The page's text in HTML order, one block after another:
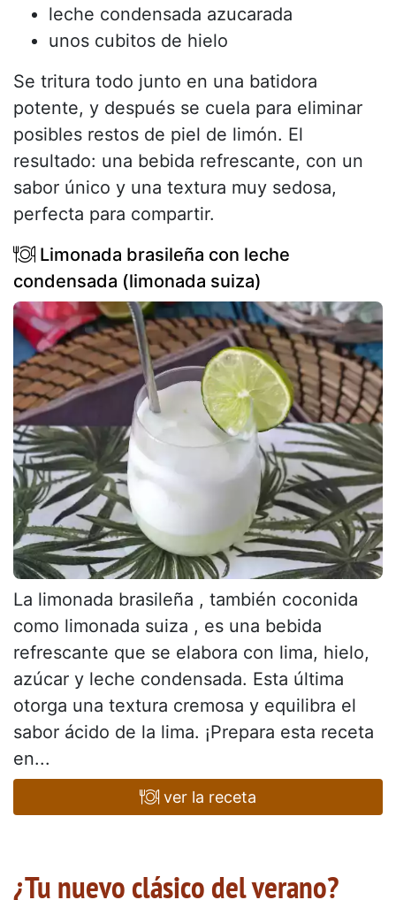
leche condensada azucarada
unos cubitos de hielo
Se tritura todo junto en una batidora
potente, y después se cuela para eliminar
posibles restos de piel de limón. El
resultado: una bebida refrescante, con un
sabor único y una textura muy sedosa,
perfecta para compartir.
Limonada brasileña con leche
condensada (limonada suiza)
La limonada brasileña , también coconida
como limonada suiza , es una bebida
refrescante que se elabora con lima, hielo,
azúcar y leche condensada. Esta última
otorga una textura cremosa y equilibra el
sabor ácido de la lima. ¡Prepara esta receta
en...
ver la receta
¿Tu nuevo clásico del verano?